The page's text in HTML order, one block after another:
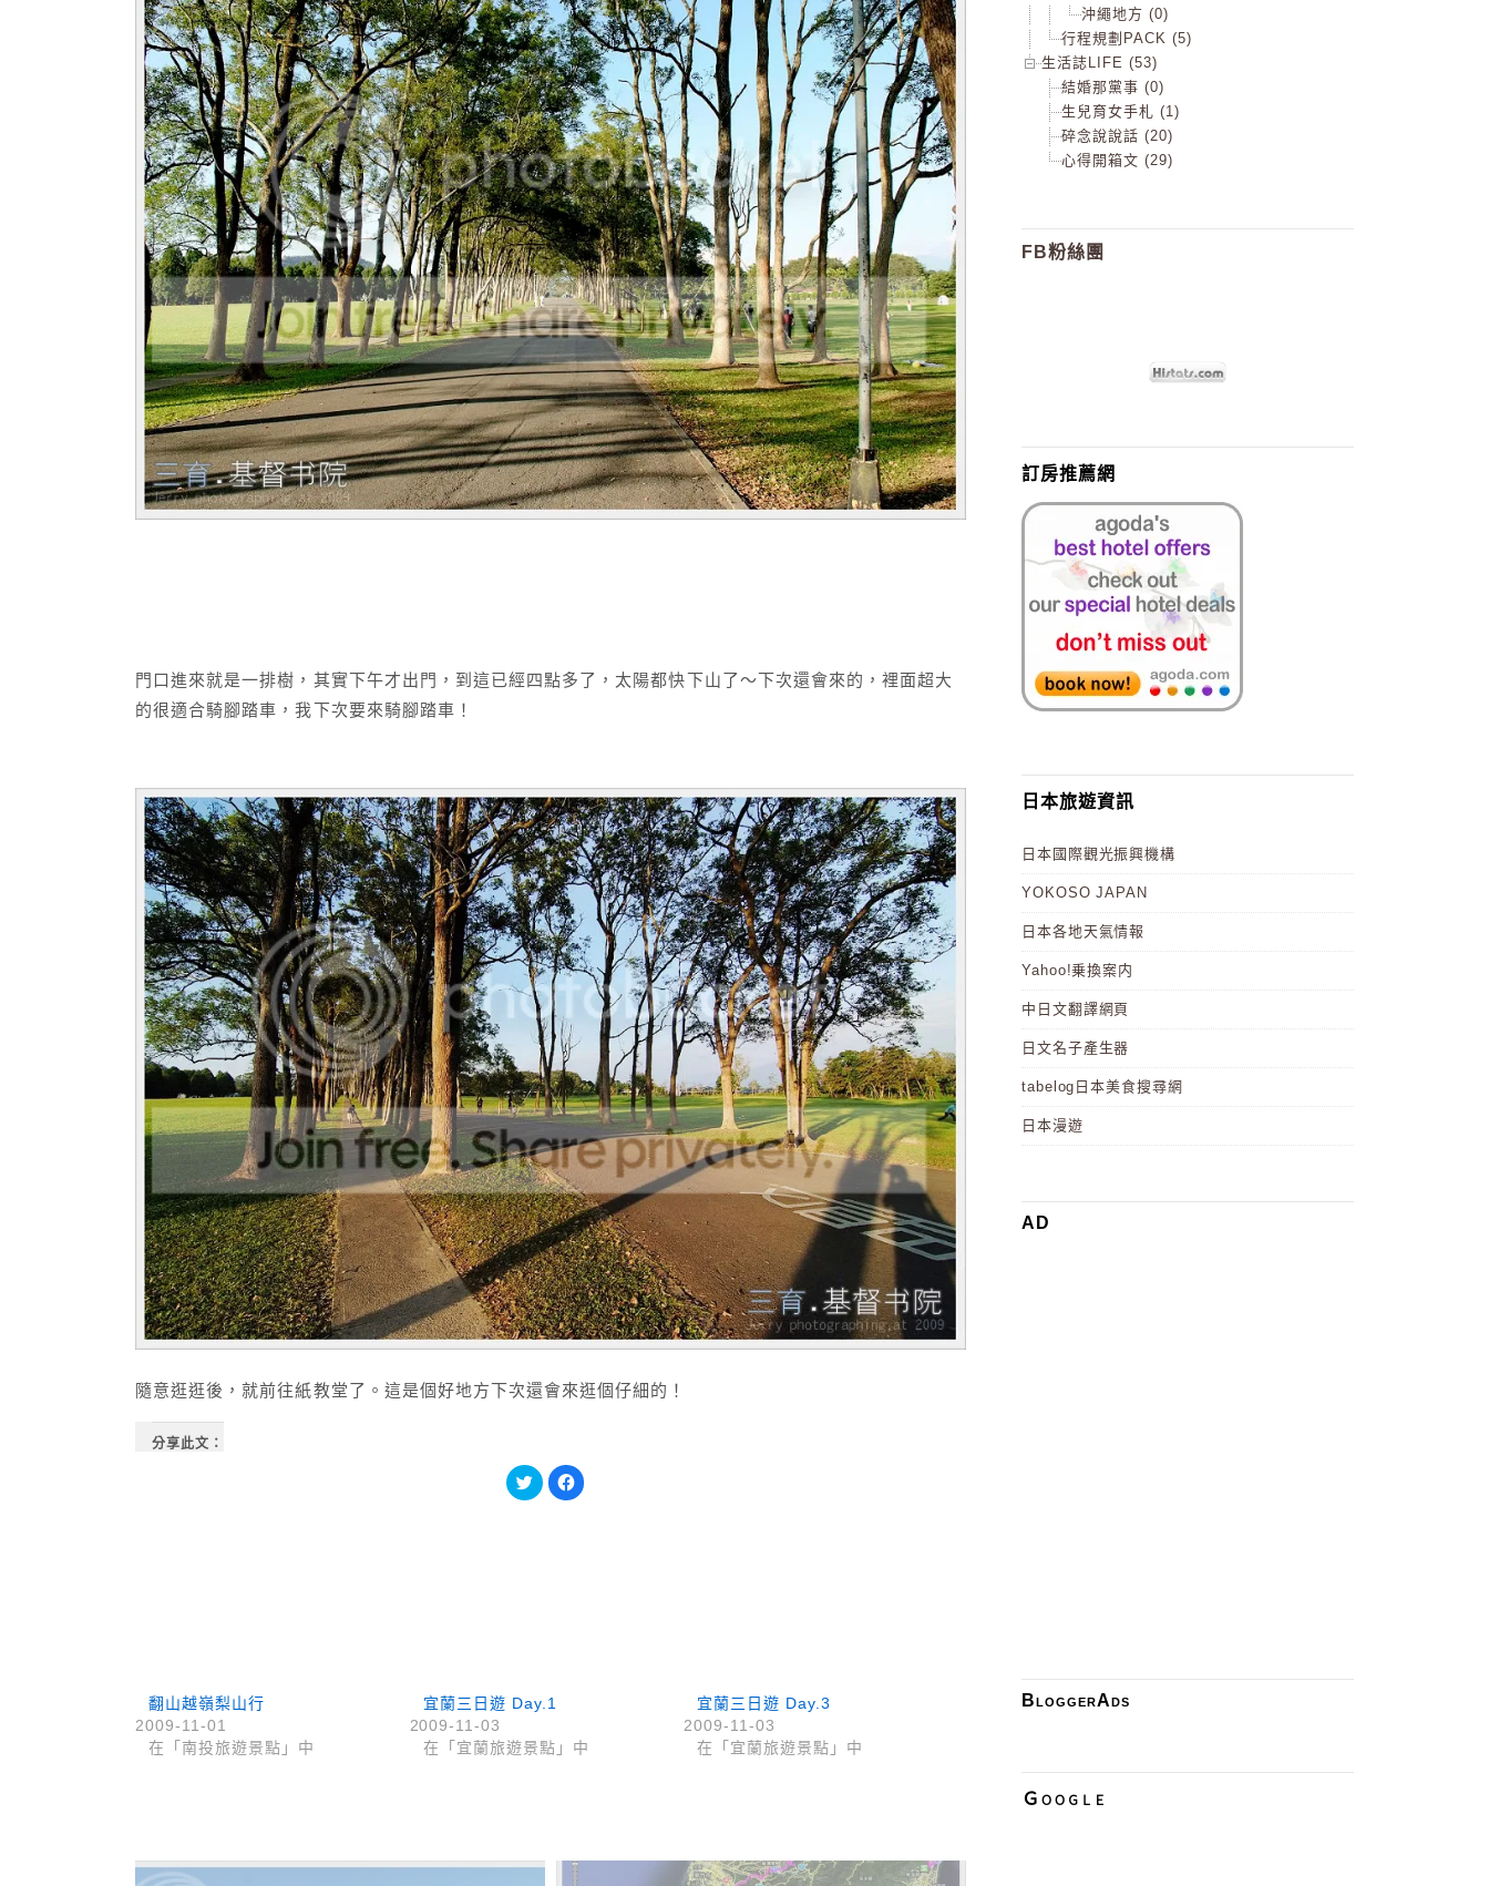
門口進來就是一排樹，其實下午才出門，到這已經四點多了，太陽都快下山了～下次還會來的，裡面超大
的很適合騎腳踏車，我下次要來騎腳踏車！
隨意逛逛後，就前往紙教堂了。這是個好地方下次還會來逛個仔細的！
分享此文：
分
享
按
一
翻山越嶺梨山行
2009-11-01
在「南投旅遊景點」中
宜蘭三日遊 Day.1
2009-11-03
在「宜蘭旅遊景點」中
宜蘭三日遊 Day.3
2009-11-03
在「宜蘭旅遊景點」中
上 / 下一篇文章
沖繩地方 (0)
行程規劃PACK (5)
生活誌LIFE (53)
結婚那黨事 (0)
生兒育女手札 (1)
碎念說說話 (20)
心得開箱文 (29)
FB粉絲團
訂房推薦網
日本旅遊資訊
日本國際觀光振興機構
YOKOSO JAPAN
日本各地天氣情報
Yahoo!乗換案内
中日文翻譯網頁
日文名子產生器
tabelog日本美食搜尋網
日本漫遊
AD
BloggerAds
Ｇｏｏｇｌｅ